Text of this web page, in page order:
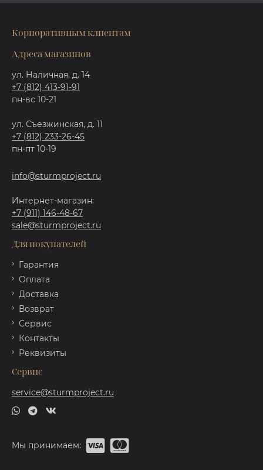
Корпоративным клиентам
Адреса магазинов
ул. Наличная, д. 14
+7 (812) 413-91-91
пн-вс 10-21
ул. Съезжинская, д. 11
+7 (812) 233-26-45
пн-пт 10-19
info@sturmproject.ru
Интернет-магазин:
+7 (911) 146-48-67
sale@sturmproject.ru
Для покупателей
Гарантия
Оплата
Доставка
Возврат
Сервис
Контакты
Реквизиты
Сервис
service@sturmproject.ru
Мы принимаем: